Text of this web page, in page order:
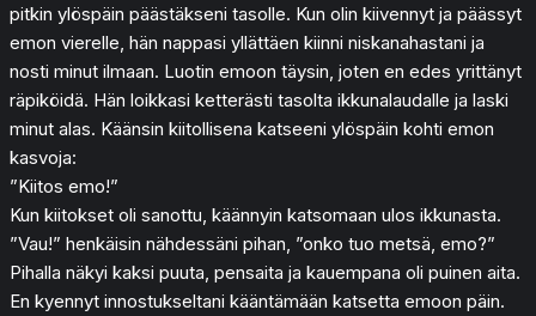
pitkin ylöspäin päästäkseni tasolle. Kun olin kiivennyt ja päässyt
emon vierelle, hän nappasi yllättäen kiinni niskanahastani ja
nosti minut ilmaan. Luotin emoon täysin, joten en edes yrittänyt
räpiköidä. Hän loikkasi ketterästi tasolta ikkunalaudalle ja laski
minut alas. Käänsin kiitollisena katseeni ylöspäin kohti emon
kasvoja:
”Kiitos emo!”
Kun kiitokset oli sanottu, käännyin katsomaan ulos ikkunasta.
”Vau!” henkäisin nähdessäni pihan, ”onko tuo metsä, emo?”
Pihalla näkyi kaksi puuta, pensaita ja kauempana oli puinen aita.
En kyennyt innostukseltani kääntämään katsetta emoon päin.